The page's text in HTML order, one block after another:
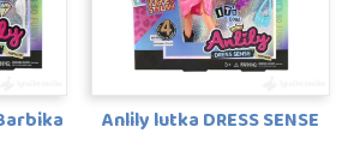
Anlily lutka DRESS SENSE